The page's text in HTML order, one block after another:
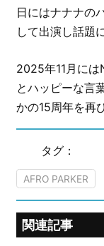
日にはナナナの
して出演し話題に
2025年11月に
とハッピーな言
かの15周年を再
タグ：
AFRO PARKER
関連記事